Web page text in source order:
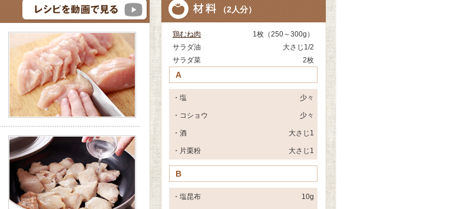
（2人分）
鶏むね肉
1枚（250～300g）
サラダ油
大さじ1/2
サラダ菜
2枚
A
・塩 少々
・コショウ 少々
・酒 大さじ1
・片栗粉 大さじ1
B
・塩昆布 10g